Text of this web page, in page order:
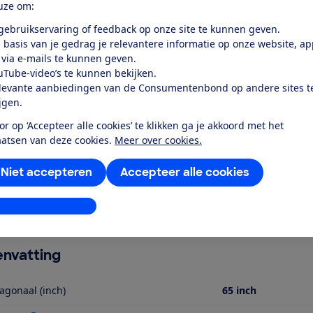
om:
of feedback op onze site te kunnen geven.
basis van je gedrag je relevantere informatie op onze website,
e-mails te kunnen geven.
video’s te kunnen bekijken.
aanbiedingen van de Consumentenbond op andere sites
op ‘Accepteer alle cookies’ te klikken ga je akkoord met het
van deze cookies. Meer over cookies.
Accepteer alle cookies
Niet accepteren
aanpassen
dit product
door de Consumentenbond
65QNED93A6A is een miniled-tv met een
aan als een QNED tv met een 4K schermresolutie (3840
en ondersteunt daarbij onder meer Dolby
en Youtube. Je verbindt de tv met internet via wifi of een
totaal vermogen van 40 Watt en kan overweg met
een HDMI-ARC/eARC ingang) en 2 usb-poorten op.
op (Toslink) en kun je via Bluetooth een
een hoogte van 90,5 cm en een breedte van 145 cm.
(inch) 65 inch